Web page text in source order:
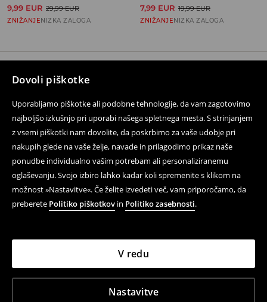
Dovoli piškotke
Uporabljamo piškotke ali podobne tehnologije, da vam zagotovimo
najboljšo izkušnjo pri uporabi našega spletnega mesta. S strinjanjem
z vsemi piškotki nam dovolite, da poskrbimo za vaše udobje pri
nakupih glede na vaše želje, navade in prilagodimo prikaz naše
ponudbe individualno vašim potrebam ali personaliziranemu
oglaševanju. Svojo izbiro lahko kadar koli spremenite s klikom na
možnost »Nastavitve«. Če želite izvedeti več, vam priporočamo, da
preberete Politiko piškotkov in Politiko zasebnosti.
Nastavitve
V redu
9,99 EUR 29,99 EUR
ZNIŽANJENIZKA ZALOGA
7,99 EUR 19,99 EUR
ZNIŽANJENIZKA ZALOGA
Pomoč in kontakt
Dostava in vračila
Pravne težave
LPP Fashion d.o.o., Verovškova ulica 55a, 1000 Ljubljana,
Slovenija, osnovni kapital v višini 8.000.000 (v celoti
vplačan), matična številka podjetja 8192286000, davčna
Okrožnega sodišča v Ljubljani od 2. 11. 2022, s Srg